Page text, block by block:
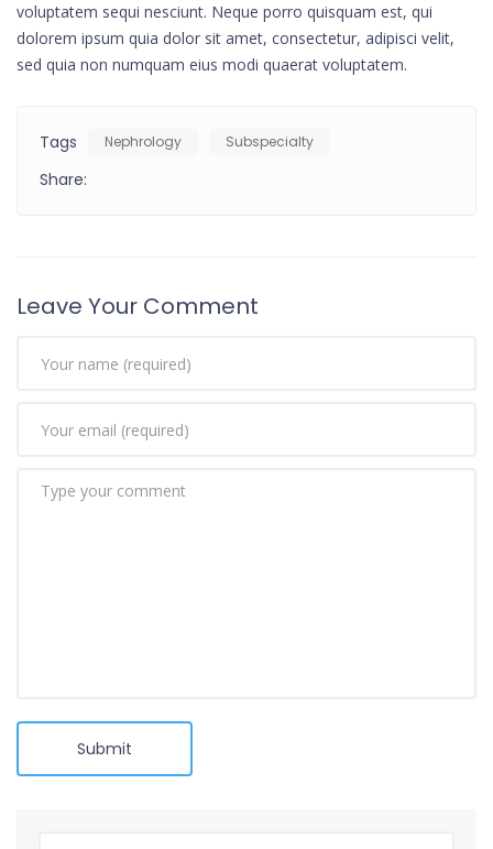
voluptatem sequi nesciunt. Neque porro quisquam est, qui
dolorem ipsum quia dolor sit amet, consectetur, adipisci velit,
sed quia non numquam eius modi quaerat voluptatem.
Tags Nephrology Subspecialty
Share:
Leave Your Comment
Submit